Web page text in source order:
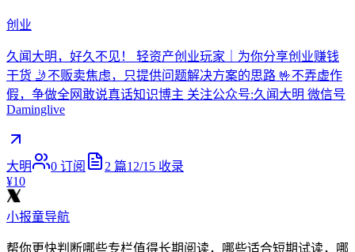
创业
久闻大明，好久不见！ 轻资产创业玩家｜为你分享创业赚钱
干货 🤳不贩卖焦虑，只提供问题解决方案的思路 🤟不弄虚作
假，争做全网敢说真话知识博主 关注公众号:久闻大明 微信号
Daminglive
大明 0 订阅 2 篇12/15 收录
¥10
小报童导航
帮你更快判断哪些专栏值得长期阅读，哪些适合短期试读，哪